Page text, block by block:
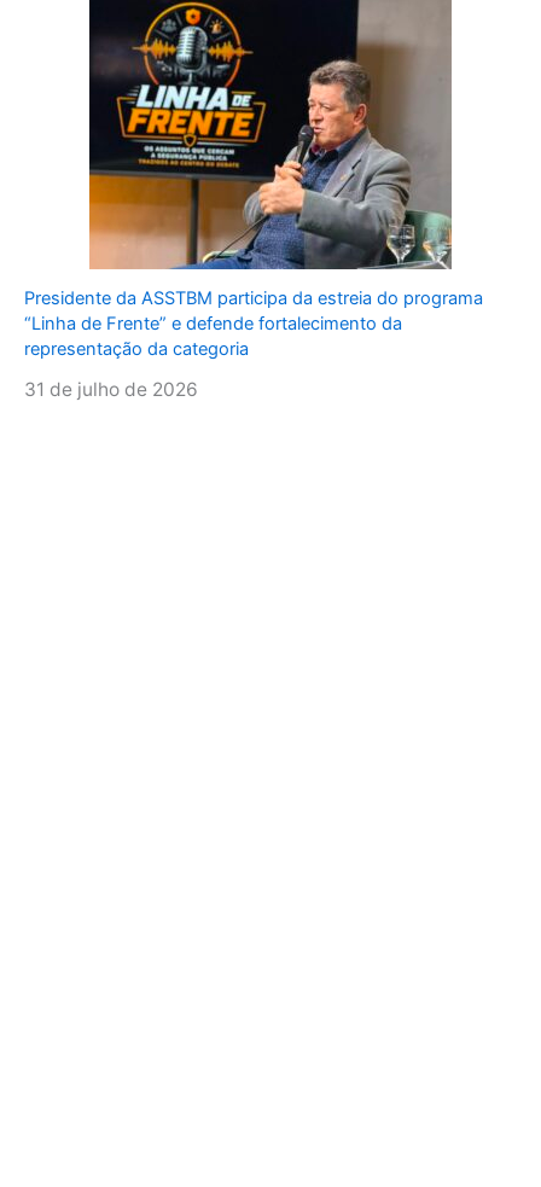
Presidente da ASSTBM participa da estreia do programa
“Linha de Frente” e defende fortalecimento da
representação da categoria
31 de julho de 2026